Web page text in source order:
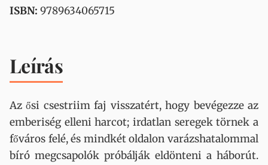
ISBN: 9789634065715
Leírás
Az ősi csestriim faj visszatért, hogy bevégezze az
emberiség elleni harcot; irdatlan seregek törnek a
főváros felé, és mindkét oldalon varázshatalommal
bíró megcsapolók próbálják eldönteni a háborút.